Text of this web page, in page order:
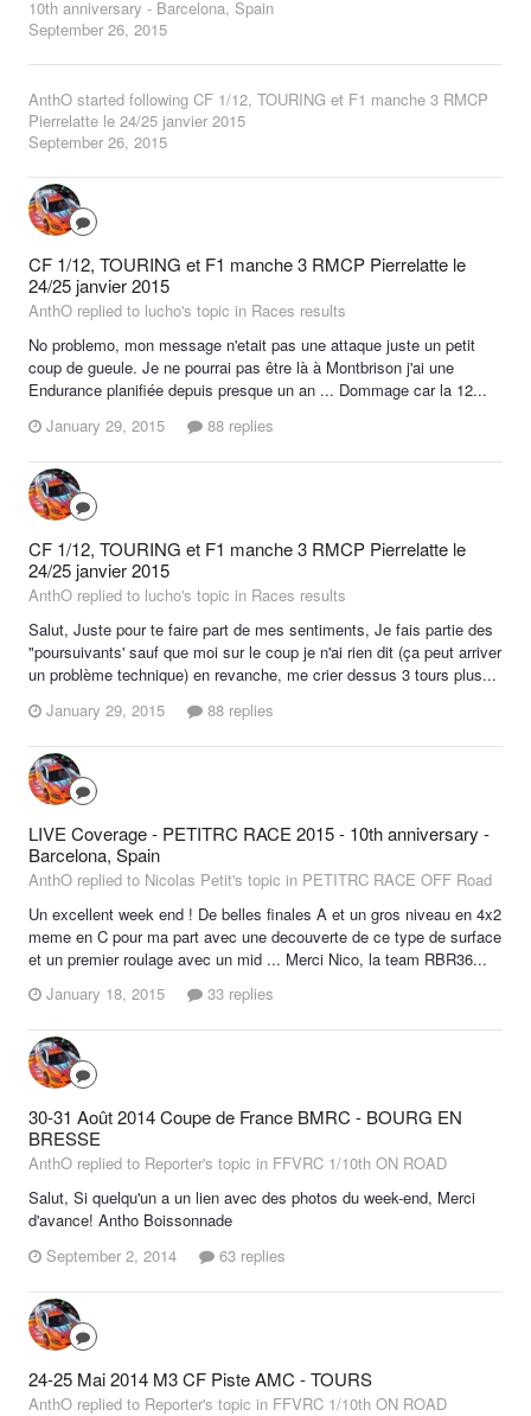
10th anniversary - Barcelona, Spain
September 26, 2015
AnthO started following CF 1/12, TOURING et F1 manche 3 RMCP
Pierrelatte le 24/25 janvier 2015
September 26, 2015
CF 1/12, TOURING et F1 manche 3 RMCP Pierrelatte le
24/25 janvier 2015
AnthO replied to lucho's topic in Races results
No problemo, mon message n'etait pas une attaque juste un petit
coup de gueule. Je ne pourrai pas être là à Montbrison j'ai une
Endurance planifiée depuis presque un an ... Dommage car la 12...
January 29, 2015
88 replies
CF 1/12, TOURING et F1 manche 3 RMCP Pierrelatte le
24/25 janvier 2015
AnthO replied to lucho's topic in Races results
Salut, Juste pour te faire part de mes sentiments, Je fais partie des
"poursuivants' sauf que moi sur le coup je n'ai rien dit (ça peut arriver
un problème technique) en revanche, me crier dessus 3 tours plus...
January 29, 2015
88 replies
LIVE Coverage - PETITRC RACE 2015 - 10th anniversary -
Barcelona, Spain
AnthO replied to Nicolas Petit's topic in PETITRC RACE OFF Road
Un excellent week end ! De belles finales A et un gros niveau en 4x2
meme en C pour ma part avec une decouverte de ce type de surface
et un premier roulage avec un mid ... Merci Nico, la team RBR36...
January 18, 2015
33 replies
30-31 Août 2014 Coupe de France BMRC - BOURG EN
BRESSE
AnthO replied to Reporter's topic in FFVRC 1/10th ON ROAD
Salut, Si quelqu'un a un lien avec des photos du week-end, Merci
d'avance! Antho Boissonnade
September 2, 2014
63 replies
24-25 Mai 2014 M3 CF Piste AMC - TOURS
AnthO replied to Reporter's topic in FFVRC 1/10th ON ROAD